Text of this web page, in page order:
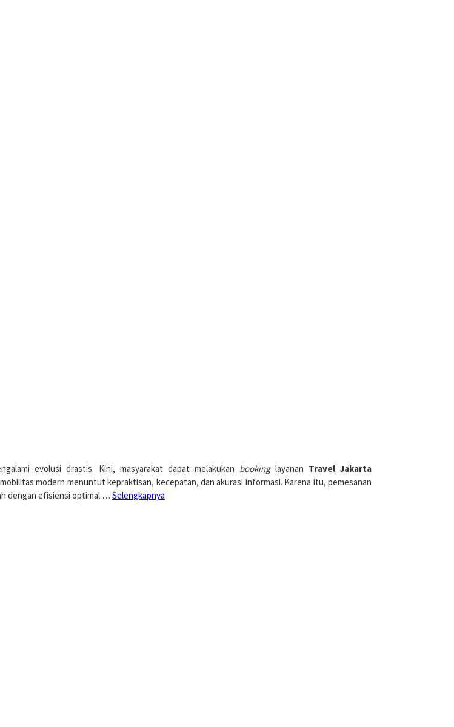
evolusi drastis. Kini, masyarakat dapat melakukan bookinglayanan Travel Jakarta
modern menuntut kepraktisan, kecepatan, dan akurasi informasi. Karena itu, pemesanan
dengan efisiensi optimal.… Selengkapnya